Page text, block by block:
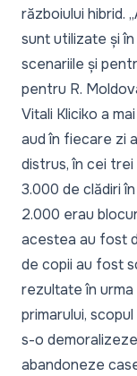
războiului hibrid.
sunt utilizate și
scenariile și
pentru R.
Vitali Kliciko a
aud în fiecare zi
distrus, în cei
3.000 de clădiri
2.000 erau
acestea au fost
de copii au fost
rezultate în
primarului,
s-o
abandoneze